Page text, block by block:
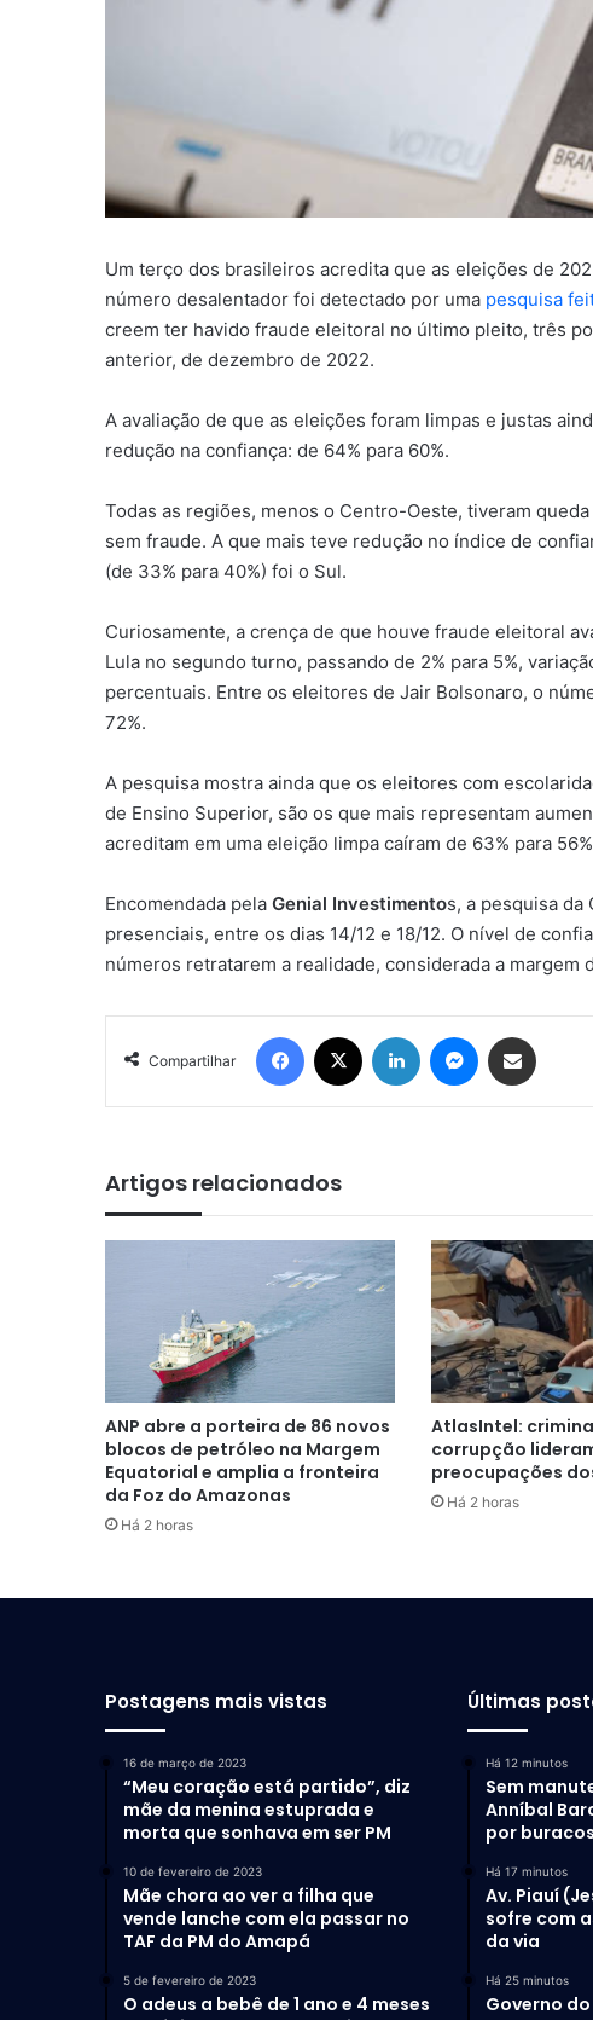
Um terço dos brasileiros acredita que as eleições de
número desalentador foi detectado por uma pesquisa
creem ter havido fraude eleitoral no último pleito, três
anterior, de dezembro de 2022.
A avaliação de que as eleições foram limpas e justas
redução na confiança: de 64% para 60%.
Todas as regiões, menos o Centro-Oeste, tiveram
sem fraude. A que mais teve redução no índice de
(de 33% para 40%) foi o Sul.
Curiosamente, a crença de que houve fraude eleitoral
Lula no segundo turno, passando de 2% para 5%,
percentuais. Entre os eleitores de Jair Bolsonaro, o
72%.
A pesquisa mostra ainda que os eleitores com
de Ensino Superior, são os que mais representam
acreditam em uma eleição limpa caíram de 63% para
Encomendada pela Genial Investimentos, a pesquisa
presenciais, entre os dias 14/12 e 18/12. O nível de
números retratarem a realidade, considerada a margem
Compartilhar
Facebook Linkedin Messenger
Artigos relacionados
ANP abre a porteira de 86 novos
blocos de petróleo na Margem
Equatorial e amplia a fronteira
da Foz do Amazonas
Há 2 horas
AtlasIntel:
corrupção
preocupações
Há 2 horas
Postagens mais vistas
16 de março de 2023
“Meu coração está partido”, diz
mãe da menina estuprada e
morta que sonhava em ser PM
10 de fevereiro de 2023
Mãe chora ao ver a filha que
vende lanche com ela passar no
TAF da PM do Amapá
5 de fevereiro de 2023
O adeus a bebê de 1 ano e 4 meses
Últimas
Há 12 minutos
Sem
Anníbal
por
Há 17 minutos
Av. Piauí
sofre com
da via
Há 25 minutos
Governo